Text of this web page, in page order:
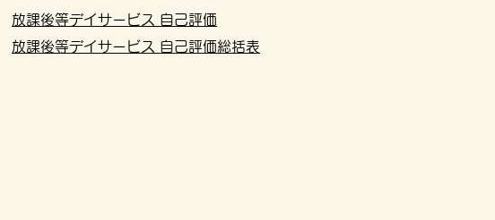
放課後等デイサービス 自己評価
放課後等デイサービス 自己評価総括表